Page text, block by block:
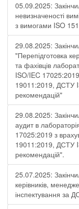
05.09.2025:
невизначеності
з вимогами ISO
29.08.2025:
"Перепідготовка
та фахівців
ISO/IEC
19011:2019, ДСТУ
рекомендацій"
29.08.2025:
аудит в
17025:2019 з
19011:2019, ДСТУ
рекомендацій".
25.07.2025:
керівників,
інспектування за